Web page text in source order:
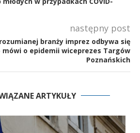
następny post
branży imprez odbywa się
mówi o epidemii wiceprezes Targów
Poznańskich
ARTYKUŁY